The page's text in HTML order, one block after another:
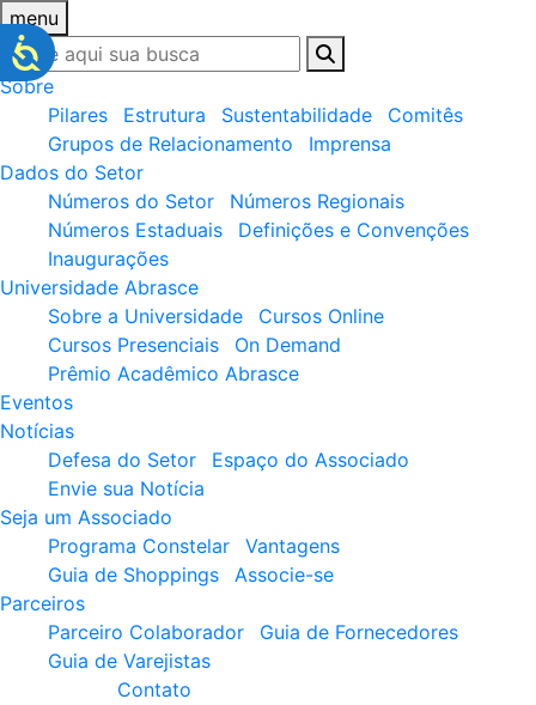
menu
Sobre
Pilares
Estrutura Sustentabilidade
Comitês
Grupos de Relacionamento
Imprensa
Dados do Setor
Números do Setor
Números Regionais
Números Estaduais
Definições e Convenções
Inaugurações
Universidade Abrasce
Sobre a Universidade
Cursos Online
Cursos Presenciais
On Demand
Prêmio Acadêmico Abrasce
Eventos
Notícias
Defesa do Setor
Espaço do Associado
Envie sua Notícia
Seja um Associado
Programa Constelar
Vantagens
Guia de Shoppings
Associe-se
Parceiros
Parceiro Colaborador
Guia de Fornecedores
Guia de Varejistas
Contato